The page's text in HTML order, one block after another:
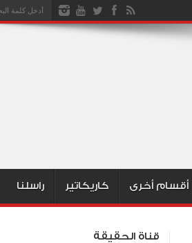
أقسام أخرى كاريكاتير راسلنا
قناة الحقيقة